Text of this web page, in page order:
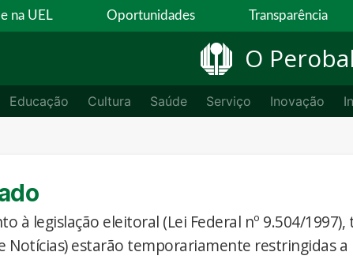
na UEL Oportunidades Transparência
O
Educação Cultura Saúde Serviço Inovação
à legislação eleitoral (Lei Federal nº 9.504/
Notícias) estarão temporariamente restringidas